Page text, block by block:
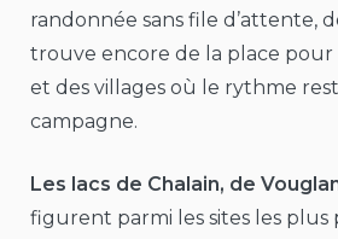
randonnée sans file d’attente,
trouve encore de la place pour
et des villages où le rythme
campagne.
Les lacs de Chalain, de
figurent parmi les sites les plus